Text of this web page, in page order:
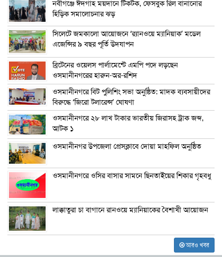
নবীগঞ্জে ঈদগাহ ময়দানে টিকটক, ফেসবুক রিল বানানোর
হিড়িক সমালোচনার ঝড়
সিলেটে জমকালো আয়োজনে ‘র‍্যানওয়ে ম্যানিয়াক’ মডেল
এজেন্সির ৯ বছর পূর্তি উদযাপন
ব্রিটেনের ওয়েলস পার্লামেন্টে এমপি পদে লড়ছেন
ওসমানীনগরের হারুন-অর-রশিদ
ওসমানীনগরে বিট পুলিশিং সভা অনুষ্ঠিত: মাদক ব্যবসায়ীদের
বিরুদ্ধে ‘জিরো টলারেন্স’ ঘোষণা
ওসমানীনগরে ২৮ লাখ টাকার ভারতীয় জিরাসহ ট্রাক জব্দ,
আটক ১
ওসমানীনগর উপজেলা প্রেসক্লাবে দোয়া মাহফিল অনুষ্ঠিত
ওসমানীনগরে ওসির বাসার সামনে ছিনতাইয়ের শিকার গৃহবধু
লাক্কাতুরা চা বাগানে রানওয়ে ম্যানিয়াকের বৈশাখী আয়োজন
আরও খবর